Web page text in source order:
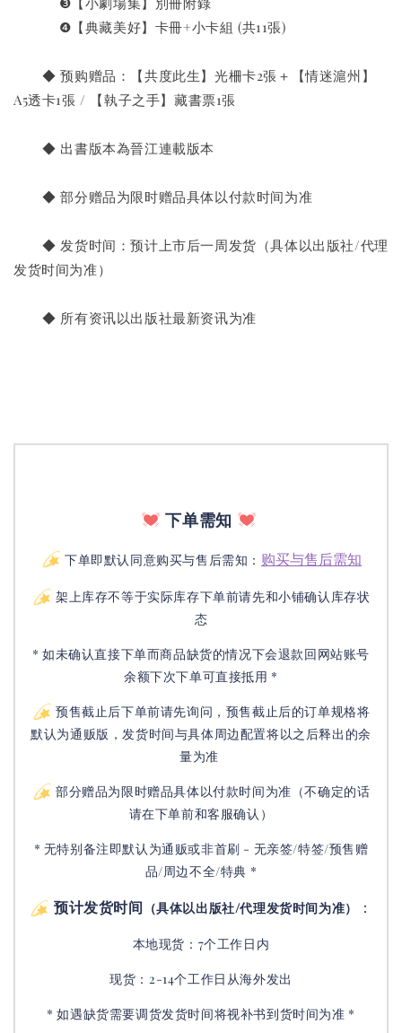
❹【典藏美好】卡冊+小卡組 (共11張)
◆ 预购赠品：【共度此生】光柵卡2張＋【情迷滬州】
A5透卡1張 / 【執子之手】藏書票1張
◆ 出書版本為晉江連載版本
◆ 部分赠品为限时赠品具体以付款时间为准
◆ 发货时间：预计上市后一周发货（具体以出版社/代理
发货时间为准）
◆ 所有资讯以出版社最新资讯为准
下单需知
下单即默认同意购买与售后需知： 购买与售后需知
架上库存不等于实际库存下单前请先和小铺确认库存状
态
* 如未确认直接下单而商品缺货的情况下会退款回网站账号
余额下次下单可直接抵用 *
预售截止后下单前请先询问，预售截止后的订单规格将
默认为通贩版，发货时间与具体周边配置将以之后释出的余
量为准
部分赠品为限时赠品具体以付款时间为准（不确定的话
请在下单前和客服确认）
* 无特别备注即默认为通贩或非首刷 - 无亲签/特签/预售赠
品/周边不全/特典 *
预计发货时间 （具体以出版社/代理发货时间为准） ：
本地现货：7个工作日内
现货：2-14个工作日从海外发出
* 如遇缺货需要调货发货时间将视补书到货时间为准 *